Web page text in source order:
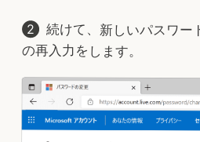
続けて、新しいパスワー
の再入力をします。